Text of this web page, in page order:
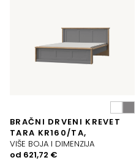
BRAČNI DRVENI KREVET
TARA KR160/TA,
VIŠE BOJA I DIMENZIJA
od 621,72 €